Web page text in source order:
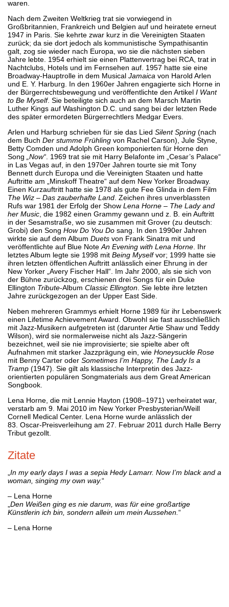
waren.
Nach dem Zweiten Weltkrieg trat sie vorwiegend in
Großbritannien, Frankreich und Belgien auf und heiratete erneut
1947 in Paris. Sie kehrte zwar kurz in die Vereinigten Staaten
zurück; da sie dort jedoch als kommunistische Sympathisantin
galt, zog sie wieder nach Europa, wo sie die nächsten sieben
Jahre lebte. 1954 erhielt sie einen Plattenvertrag bei RCA, trat in
Nachtclubs, Hotels und im Fernsehen auf. 1957 hatte sie eine
Broadway-Hauptrolle in dem Musical Jamaica von Harold Arlen
und E. Y. Harburg. In den 1960er Jahren engagierte sich Horne in
der Bürgerrechtsbewegung und veröffentlichte den Artikel I Want
to Be Myself. Sie beteiligte sich auch an dem Marsch Martin
Luther Kings auf Washington D.C. und sang bei der letzten Rede
des später ermordeten Bürgerrechtlers Medgar Evers.
Arlen und Harburg schrieben für sie das Lied Silent Spring (nach
dem Buch Der stumme Frühling von Rachel Carson), Jule Styne,
Betty Comden und Adolph Green komponierten für Horne den
Song
„Now“ . 1969 trat sie mit Harry Belafonte im „Cesar’s Palace“
in Las Vegas auf, in den 1970er Jahren tourte sie mit Tony
Bennett durch Europa und die Vereinigten Staaten und hatte
Auftritte am „Minskoff Theatre“ auf dem New Yorker Broadway.
Einen Kurzauftritt hatte sie 1978 als gute Fee Glinda in dem Film
The Wiz – Das zauberhafte Land . Zeichen ihres unverblassten
Rufs war 1981 der Erfolg der Show Lena Horne – The Lady and
her Music , die 1982 einen Grammy gewann und z. B. ein Auftritt
in der Sesamstraße, wo sie zusammen mit Grover (zu deutsch:
Grobi) den Song How Do You Do sang. In den 1990er Jahren
wirkte sie auf dem Album Duets von Frank Sinatra mit und
veröffentlichte auf Blue Note An Evening with Lena Horne . Ihr
letztes Album legte sie 1998 mit Being Myselfvor; 1999 hatte sie
ihren letzten öffentlichen Auftritt anlässlich einer Ehrung in der
New Yorker „Avery Fischer Hall“. Im Jahr 2000, als sie sich von
der Bühne zurückzog, erschienen drei Songs für ein Duke
Ellington Tribute-Album Classic Ellington . Sie lebte ihre letzten
Jahre zurückgezogen an der Upper East Side.
Neben mehreren Grammys erhielt Horne 1989 für ihr Lebenswerk
einen Lifetime Achievement Award. Obwohl sie fast ausschließlich
mit Jazz-Musikern aufgetreten ist (darunter Artie Shaw und Teddy
Wilson), wird sie normalerweise nicht als Jazz-Sängerin
bezeichnet, weil sie nie improvisierte; sie spielte aber oft
Aufnahmen mit starker Jazzprägung ein, wie Honeysuckle Rose
mit Benny Carter oder Sometimes I’m Happy, The Lady Is a
Tramp (1947). Sie gilt als klassische Interpretin des Jazz-
orientierten populären Songmaterials aus dem Great American
Songbook.
Lena Horne, die mit Lennie Hayton (1908–1971) verheiratet war,
verstarb am 9. Mai 2010 im New Yorker Presbysterian/Weill
Cornell Medical Center. Lena Horne wurde anlässlich der
83. Oscar-Preisverleihung am 27. Februar 2011 durch Halle Berry
Tribut gezollt.
Zitate
In my early days I was a sepia Hedy Lamarr. Now I’m black and a
woman, singing my own way.“
– Lena Horne
Den Weißen ging es nie darum, was für eine großartige
Künstlerin ich bin, sondern allein um mein Aussehen. “
– Lena Horne